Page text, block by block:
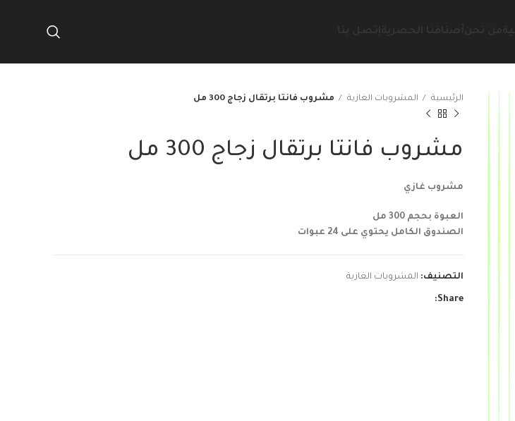
الرئيسية المشروبات الغازية مشروب فانتا برتقال زجاج 300 مل
مشروب فانتا برتقال زجاج 300 مل
مشروب غازي
العبوة بحجم 300 مل
الصندوق الكامل يحتوي على 24 عبوات
التصنيف: المشروبات الغازية
Share: